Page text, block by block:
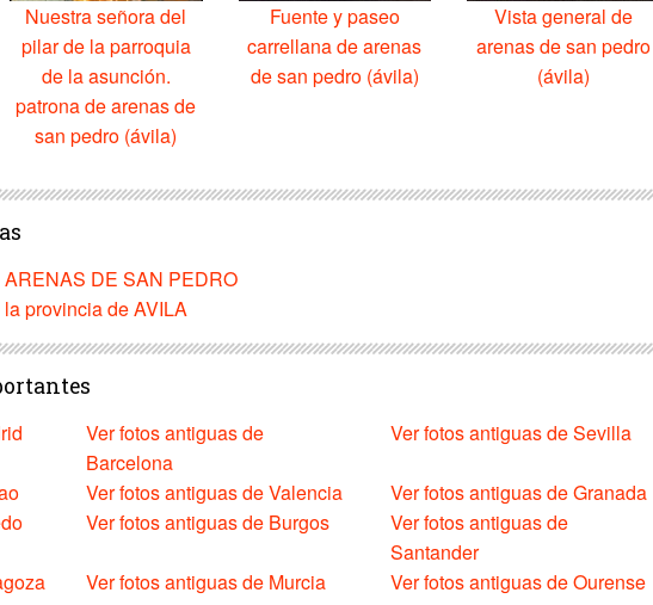
Nuestra señora del
pilar de la parroquia
de la asunción.
patrona de arenas de
san pedro (ávila)
Fuente y paseo
carrellana de arenas
de san pedro (ávila)
Vista general de
arenas de san pedro
(ávila)
DE SAN PEDRO
provincia de AVILA
Ver fotos antiguas de
Barcelona
Ver fotos antiguas de Sevilla
Ver fotos antiguas de Valencia
Ver fotos antiguas de Granada
Ver fotos antiguas de Burgos
Ver fotos antiguas de
Santander
Ver fotos antiguas de Murcia Ver fotos antiguas de Ourense